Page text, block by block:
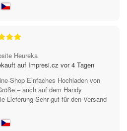
Heureka
auf Impresi.cz vor 4 Tagen
Shop Einfaches Hochladen von
– auch auf dem Handy
Lieferung Sehr gut für den Versand